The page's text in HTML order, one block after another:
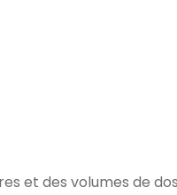
et des volumes de